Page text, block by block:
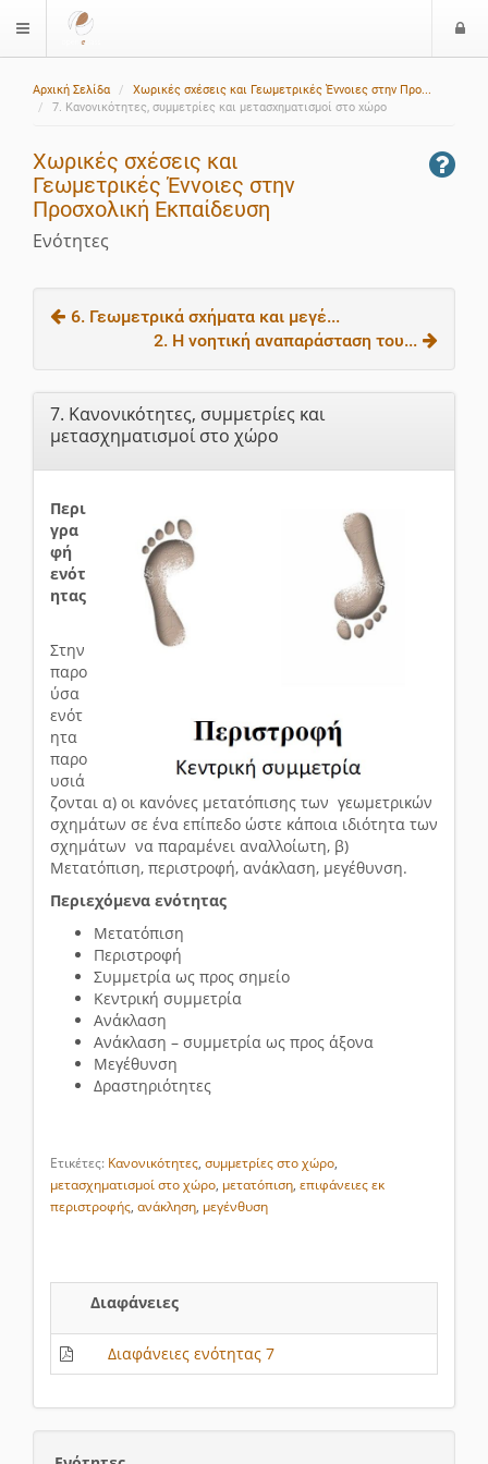
$langMenu
Αρχική Σελίδα
Χωρικές σχέσεις και Γεωμετρικές Έννοιες στην Προ...
7. Κανονικότητες, συμμετρίες και μετασχηματισμοί στο χώρο
Χωρικές σχέσεις και
Γεωμετρικές Έννοιες στην
Προσχολική Εκπαίδευση
Ενότητες
6. Γεωμετρικά σχήματα και μεγέ...
2. Η νοητική αναπαράσταση του...
7. Κανονικότητες, συμμετρίες και
μετασχηματισμοί στο χώρο
Περι
γρα
φή
ενότ
ητας
Στην
παρο
ύσα
ενότ
ητα
παρο
υσιά
ζονται α) οι κανόνες μετατόπισης των γεωμετρικών
σχημάτων σε ένα επίπεδο ώστε κάποια ιδιότητα των
σχημάτων να παραμένει αναλλοίωτη, β)
Μετατόπιση, περιστροφή, ανάκλαση, μεγέθυνση.
Περιεχόμενα ενότητας
Μετατόπιση
Περιστροφή
Συμμετρία ως προς σημείο
Κεντρική συμμετρία
Ανάκλαση
Ανάκλαση – συμμετρία ως προς άξονα
Μεγέθυνση
Δραστηριότητες
Ετικέτες: Κανονικότητες συμμετρίες στο χώρο
μετασχηματισμοί στο χώρο μετατόπιση επιφάνειες εκ
περιστροφής ανάκληση μεγένθυση
Διαφάνειες
Διαφάνειες ενότητας 7